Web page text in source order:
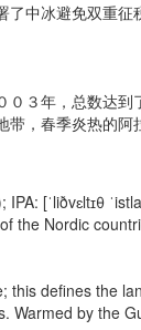
冰避免双重
３年，总数达
，春季炎热的
[ˈliðvɛltɪθ
Nordic
defines the
by the